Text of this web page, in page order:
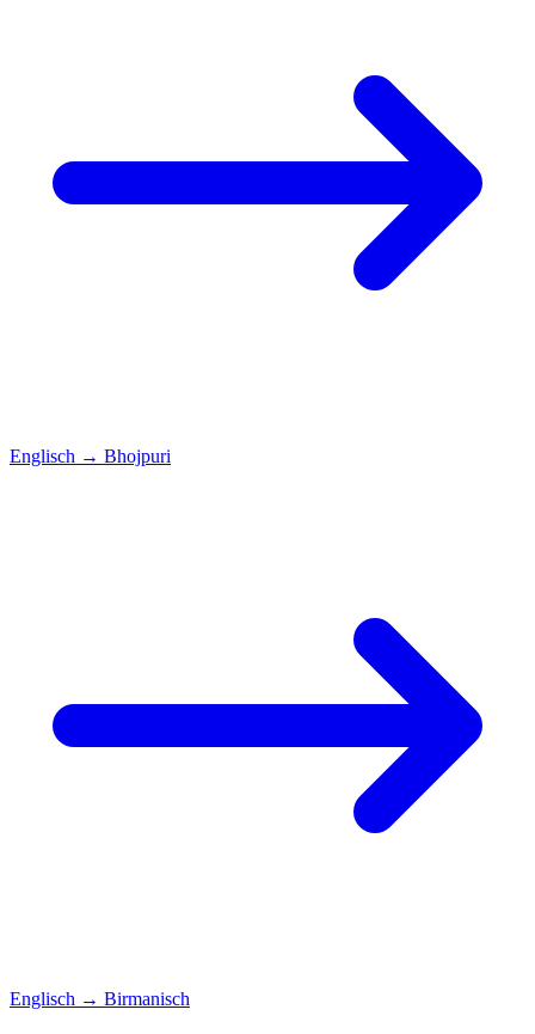
Englisch → Bhojpuri
Englisch → Birmanisch